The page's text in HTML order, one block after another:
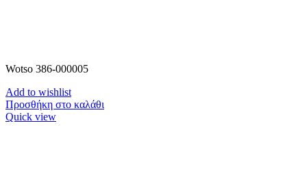
Wotso 386-000005
Add to wishlist
Προσθήκη στο καλάθι
Quick view